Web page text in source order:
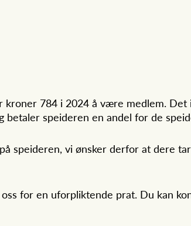
kroner 784 i 2024 å være medlem.
betaler speideren en andel for de
speideren, vi ønsker derfor at dere
for en uforpliktende prat. Du kan